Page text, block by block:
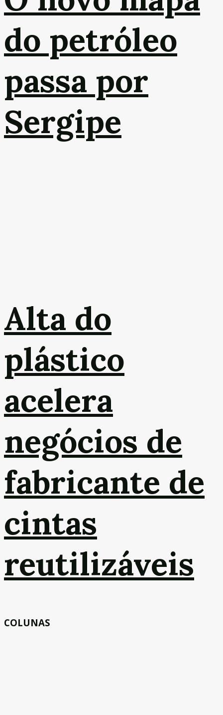
do petróleo
passa por
Sergipe
Alta do
plástico
acelera
negócios de
fabricante de
cintas
reutilizáveis
COLUNAS